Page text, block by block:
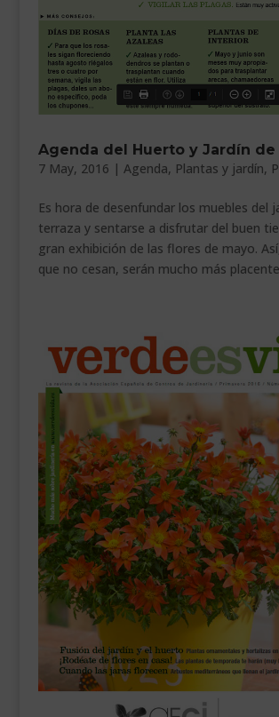
Agenda del Huerto y Jardín de
7 May, 2016 | Agenda, Plantas y jardín,
Es hora de desenfundar los muebles del
terraza y sentarse a disfrutar del buen
gran exhibición de las flores de mayo.
que no cesan, serán mucho más